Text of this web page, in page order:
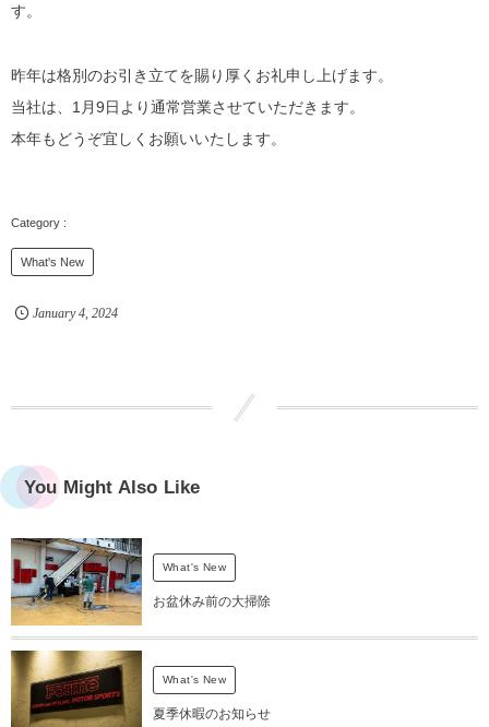
す。
昨年は格別のお引き立てを賜り厚くお礼申し上げます。
当社は、1月9日より通常営業させていただきます。
本年もどうぞ宜しくお願いいたします。
What's New
January 4, 2024
You Might Also Like
What's New
お盆休み前の大掃除
What's New
夏季休暇のお知らせ